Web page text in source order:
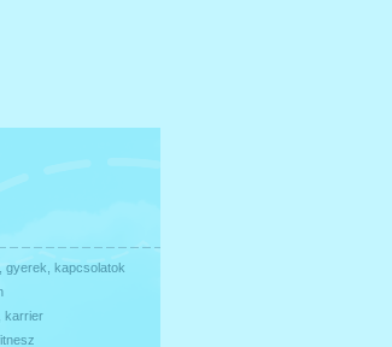
gyerek, kapcsolatok
karrier